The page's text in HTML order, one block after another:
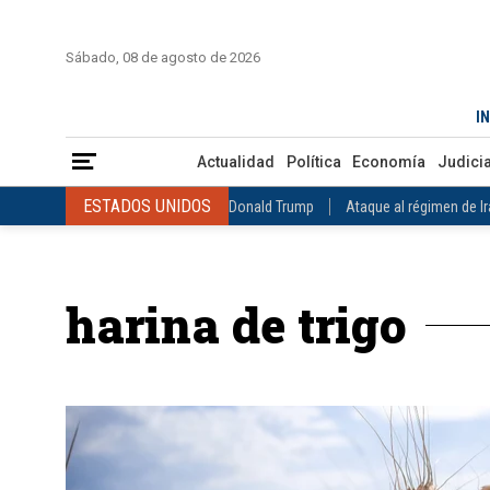
Sábado, 08 de agosto de 2026
Actualidad Política Economía Judicial
ESTADOS UNIDOS Donald Trump Ataque al régimen de
VENEZUELA Juicio contra Maduro Terremoto en
Mundial 2026
ESTADOS UNIDOS
INTERNACIONAL Raúl Castro José Luis Rodríguez Zapatero
COLOMBIA Elecciones Presidenciales en Colombia Gustavo
harina de trigo